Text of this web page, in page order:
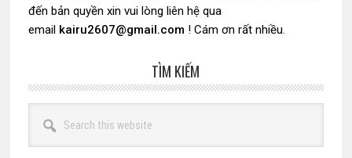
đến bản quyền xin vui lòng liên hệ qua
email kairu2607@gmail.com ! Cám ơn rất nhiều.
TÌM KIẾM
this
website